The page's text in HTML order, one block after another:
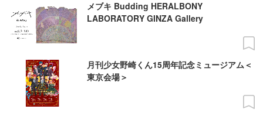
メブキ Budding HERALBONY
LABORATORY GINZA Gallery
月刊少女野崎くん15周年記念ミュージアム＜
東京会場＞